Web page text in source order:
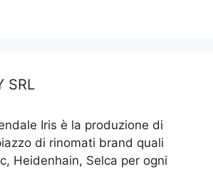
SRL
Iris è la produzione di
di rinomati brand quali
Heidenhain, Selca per ogni